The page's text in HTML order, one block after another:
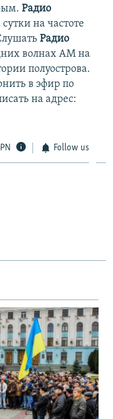
Радио
на частоте
Радио
волнах АМ на
полуострова.
в эфир по
на адрес:
Follow us